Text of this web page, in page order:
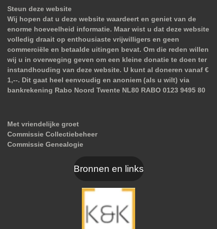
Steun deze website
Wij hopen dat u deze website waardeert en geniet van de
enorme hoeveelheid informatie. Maar wist u dat deze website
volledig draait op enthousiaste vrijwilligers en geen
commerciële en betaalde uitingen bevat. Om die reden willen
wij u in overweging geven om een kleine donatie te doen ter
instandhouding van deze website. U kunt al doneren vanaf €
1,--. Dit gaat heel eenvoudig en anoniem (als u wilt) via
bankrekening Rabo Noord Twente NL80 RABO 0123 9495 80
Met vriendelijke groet
Commissie Collectiebeheer
Commissie Genealogie
Bronnen en links